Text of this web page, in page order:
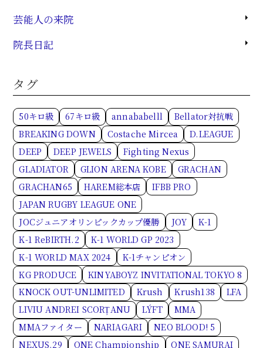
芸能人の来院
院長日記
タグ
50キロ級 67キロ級 annababelll
Bellator対抗戦
BREAKING DOWN
Costache Mircea
D.LEAGUE
DEEP
DEEP JEWELS
Fighting Nexus
GLADIATOR
GLION ARENA KOBE
GRACHAN
GRACHAN65
HAREM総本店
IFBB PRO
JAPAN RUGBY LEAGUE ONE
JOCジュニアオリンピックカップ優勝
JOY
K-1
K-1 ReBIRTH.2
K-1 WORLD GP 2023
K-1 WORLD MAX 2024
K-1チャンピオン
KG PRODUCE
KINYABOYZ INVITATIONAL TOKYO 8
KNOCK OUT-UNLIMITED
Krush Krush138
LFA
LIVIU ANDREI SCORȚANU
LÝFT
MMA
MMAファイター
NARIAGARI
NEO BLOOD! 5
NEXUS.29
ONE Championship ONE SAMURAI